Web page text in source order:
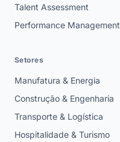
Talent Assessment
Performance Management
Setores
Manufatura & Energia
Construção & Engenharia
Transporte & Logística
Hospitalidade & Turismo